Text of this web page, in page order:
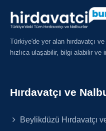
Türkiye'de yer alan hırdavatçı
hızlıca ulaşabilir, bilgi alabilir ve
Hırdavatçı ve
Beylikdüzü Hırdavatçı